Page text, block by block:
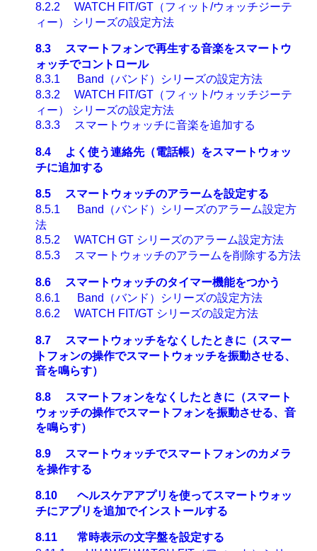
8.2.2
WATCH FIT/GT （フィット/ウォッチジーテ
ィー）
シリーズの設定方法
8.3
スマートフォンで再生する音楽をスマートウ
ォッチでコントロール
8.3.1
Band
（バンド）シリーズの設定方法
8.3.2
WATCH FIT/GT （フィット/ウォッチジーテ
ィー）
シリーズの設定方法
8.3.3
スマートウォッチに音楽を追加する
8.4
よく使う連絡先（電話帳）をスマートウォッ
チに追加する
8.5
スマートウォッチのアラームを設定する
8.5.1
Band
（バンド）シリーズのアラーム設定方
法
8.5.2
WATCH GT シリーズのアラーム設定方法
8.5.3
スマートウォッチのアラームを削除する方法
8.6
スマートウォッチのタイマー機能をつかう
8.6.1
Band
（バンド）シリーズの設定方法
8.6.2
WATCH FIT/GT シリーズの設定方法
8.7
スマートウォッチをなくしたときに（スマー
トフォンの操作でスマートウォッチを振動させる、
音を鳴らす）
8.8
スマートフォンをなくしたときに（スマート
ウォッチの操作でスマートフォンを振動させる、音
を鳴らす）
8.9
スマートウォッチでスマートフォンのカメラ
を操作する
8.10
ヘルスケアアプリを使ってスマートウォッ
チにアプリを追加でインストールする
8.11
常時表示の文字盤を設定する